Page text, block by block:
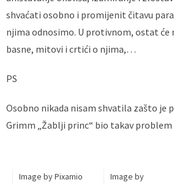
shvaćati osobno i promijenit čitavu
njima odnosimo. U protivnom, ostat će
basne, mitovi i crtići o njima,…
PS
Osobno nikada nisam shvatila zašto je
Grimm „Žablji princ“ bio takav
Image by Pixamio
Image by